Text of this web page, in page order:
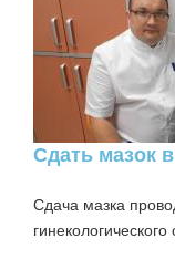
Сдать мазок
Сдача мазка
гинекологического